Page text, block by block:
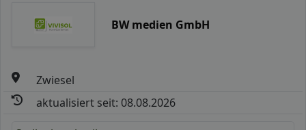
BW medien GmbH
Zwiesel
aktualisiert seit: 08.08.2026